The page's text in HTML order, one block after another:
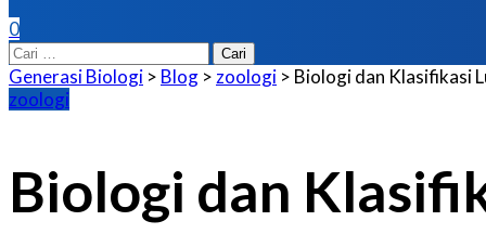
0
Cari
untuk:
Generasi Biologi > Blog > zoologi > Biologi dan Klasifikasi
zoologi
Biologi dan